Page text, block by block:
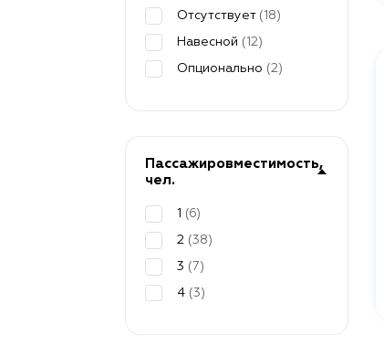
Отсутствует (18)
Навесной (12)
Опционально (2)
Пассажировместимость,
чел.
1 (6)
2 (38)
3 (7)
4 (3)